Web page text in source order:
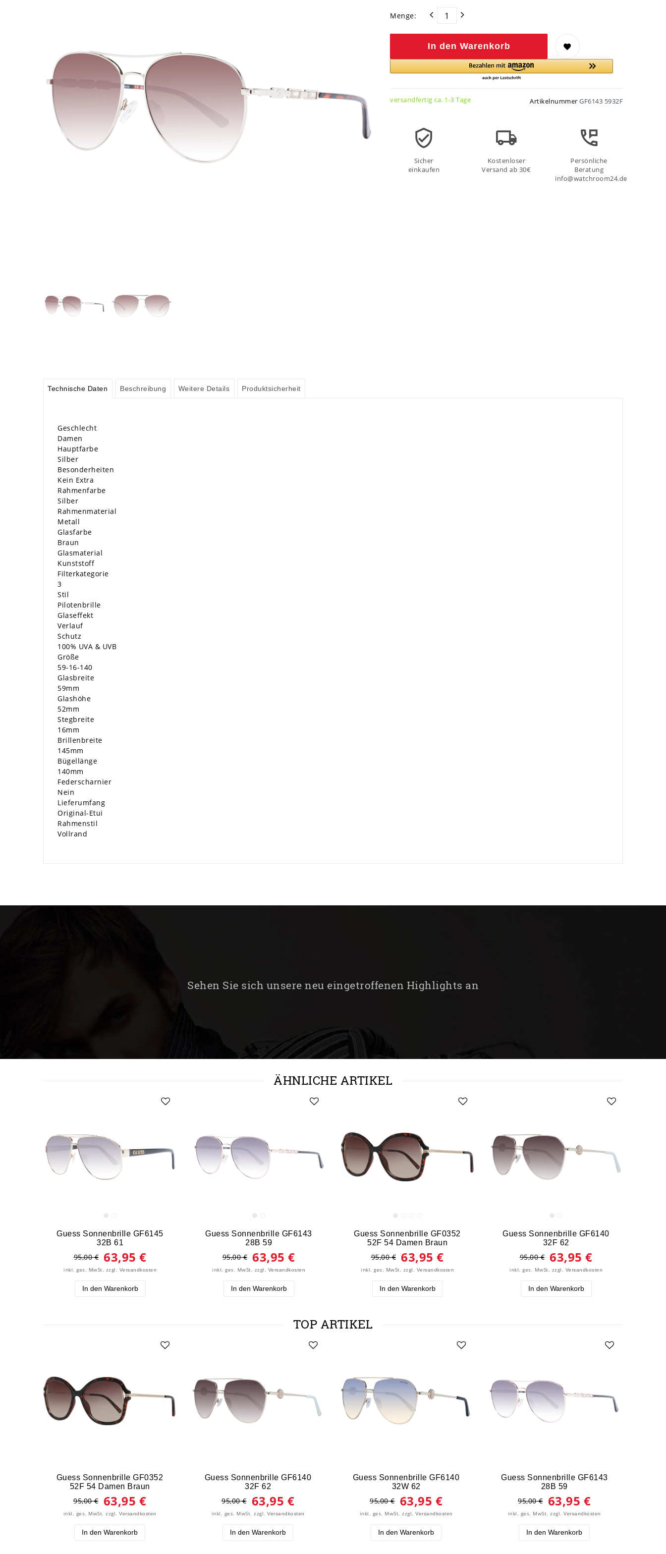
Menge:
In den Warenkorb
versandfertig ca. 1-3 Tage Artikelnummer GF6143 5932F
Sicher
einkaufen
Kostenloser
Versand ab 30€
Persönliche
Beratung
info@watchroom24.de
Technische Daten Beschreibung Weitere Details Produktsicherheit
Geschlecht
Damen
Hauptfarbe
Silber
Besonderheiten
Kein Extra
Rahmenfarbe
Silber
Rahmenmaterial
Metall
Glasfarbe
Braun
Glasmaterial
Kunststoff
Filterkategorie
3
Stil
Pilotenbrille
Glaseffekt
Verlauf
Schutz
100% UVA & UVB
Größe
59-16-140
Glasbreite
59mm
Glashöhe
52mm
Stegbreite
16mm
Brillenbreite
145mm
Bügellänge
140mm
Federscharnier
Nein
Lieferumfang
Original-Etui
Rahmenstil
Vollrand
Sehen Sie sich unsere neu eingetroffenen Highlights an
ÄHNLICHE ARTIKEL
Guess Sonnenbrille GF6145
32B 61
95,00 € 63,95 €
inkl. ges. MwSt. zzgl. Versandkosten
In den Warenkorb
Guess Sonnenbrille GF6143
28B 59
95,00 € 63,95 €
inkl. ges. MwSt. zzgl. Versandkosten
In den Warenkorb
Guess Sonnenbrille GF0352
52F 54 Damen Braun
95,00 € 63,95 €
inkl. ges. MwSt. zzgl. Versandkosten
In den Warenkorb
Guess Sonnenbrille GF6140
32F 62
95,00 € 63,95 €
inkl. ges. MwSt. zzgl. Versandkosten
In den Warenkorb
TOP ARTIKEL
Guess Sonnenbrille GF0352
52F 54 Damen Braun
95,00 € 63,95 €
inkl. ges. MwSt. zzgl.Versandkosten
In den Warenkorb
Guess Sonnenbrille GF6140
32F 62
95,00 € 63,95 €
inkl. ges. MwSt. zzgl.Versandkosten
In den Warenkorb
Guess Sonnenbrille GF6140
32W 62
95,00 € 63,95 €
inkl. ges. MwSt. zzgl.Versandkosten
In den Warenkorb
Guess Sonnenbrille GF6143
28B 59
95,00 € 63,95 €
inkl. ges. MwSt. zzgl.Versandkosten
In den Warenkorb